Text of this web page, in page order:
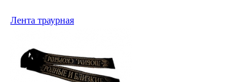
Лента траурная